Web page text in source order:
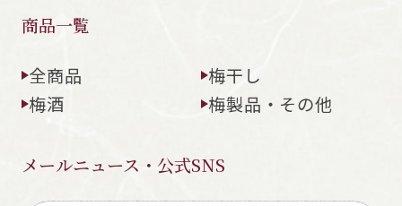
商品一覧
全商品
梅干し
梅酒
梅製品・その他
メールニュース・公式SNS